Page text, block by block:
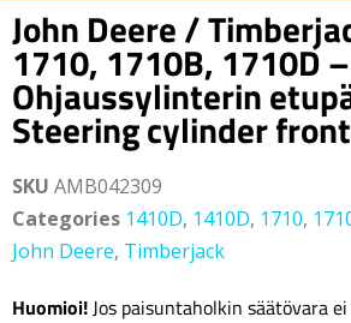
John Deere /
1710, 1710B, 1710D –
Ohjaussylinterin
Steering cylinder
SKU AMB042309
Categories 1410D, 1410D, 1710,
John Deere, Timberjack
Huomioi!Jos paisuntaholkin säätövara